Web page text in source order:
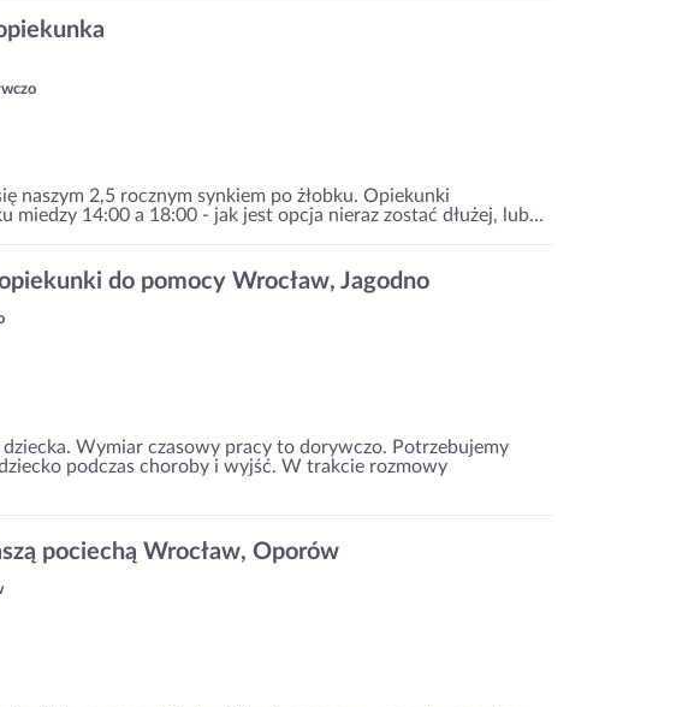
naszym 2,5 rocznym synkiem po żłobku. Opiekunki
miedzy 14:00 a 18:00 - jak jest opcja nieraz zostać dłużej, lub...
do pomocy Wrocław, Jagodno
Wymiar czasowy pracy to dorywczo. Potrzebujemy
podczas choroby i wyjść. W trakcie rozmowy
pociechą Wrocław, Oporów